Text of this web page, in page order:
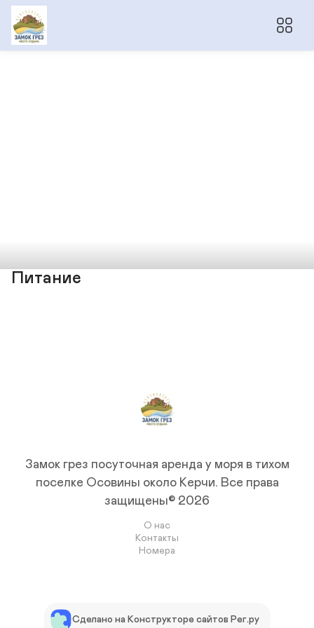
Питание
Замок грез посуточная аренда у моря в тихом
поселке Осовины около Керчи. Все права
защищены© 2026
О нас
Контакты
Номера
Сделано на Конструкторе сайтов Рег.ру